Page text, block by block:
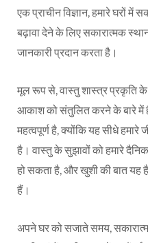
एक प्राचीन विज्ञान, हमारे घरों में
बढ़ावा देने के लिए सकारात्मक
जानकारी प्रदान करता है।
मूल रूप से, वास्तु शास्त्र प्रकृति
आकाश को संतुलित करने के बारे में
महत्वपूर्ण है, क्योंकि यह सीधे हमारे
है। वास्तु के सुझावों को हमारे
हो सकता है, और खुशी की बात यह
हैं।
अपने घर को सजाते समय,